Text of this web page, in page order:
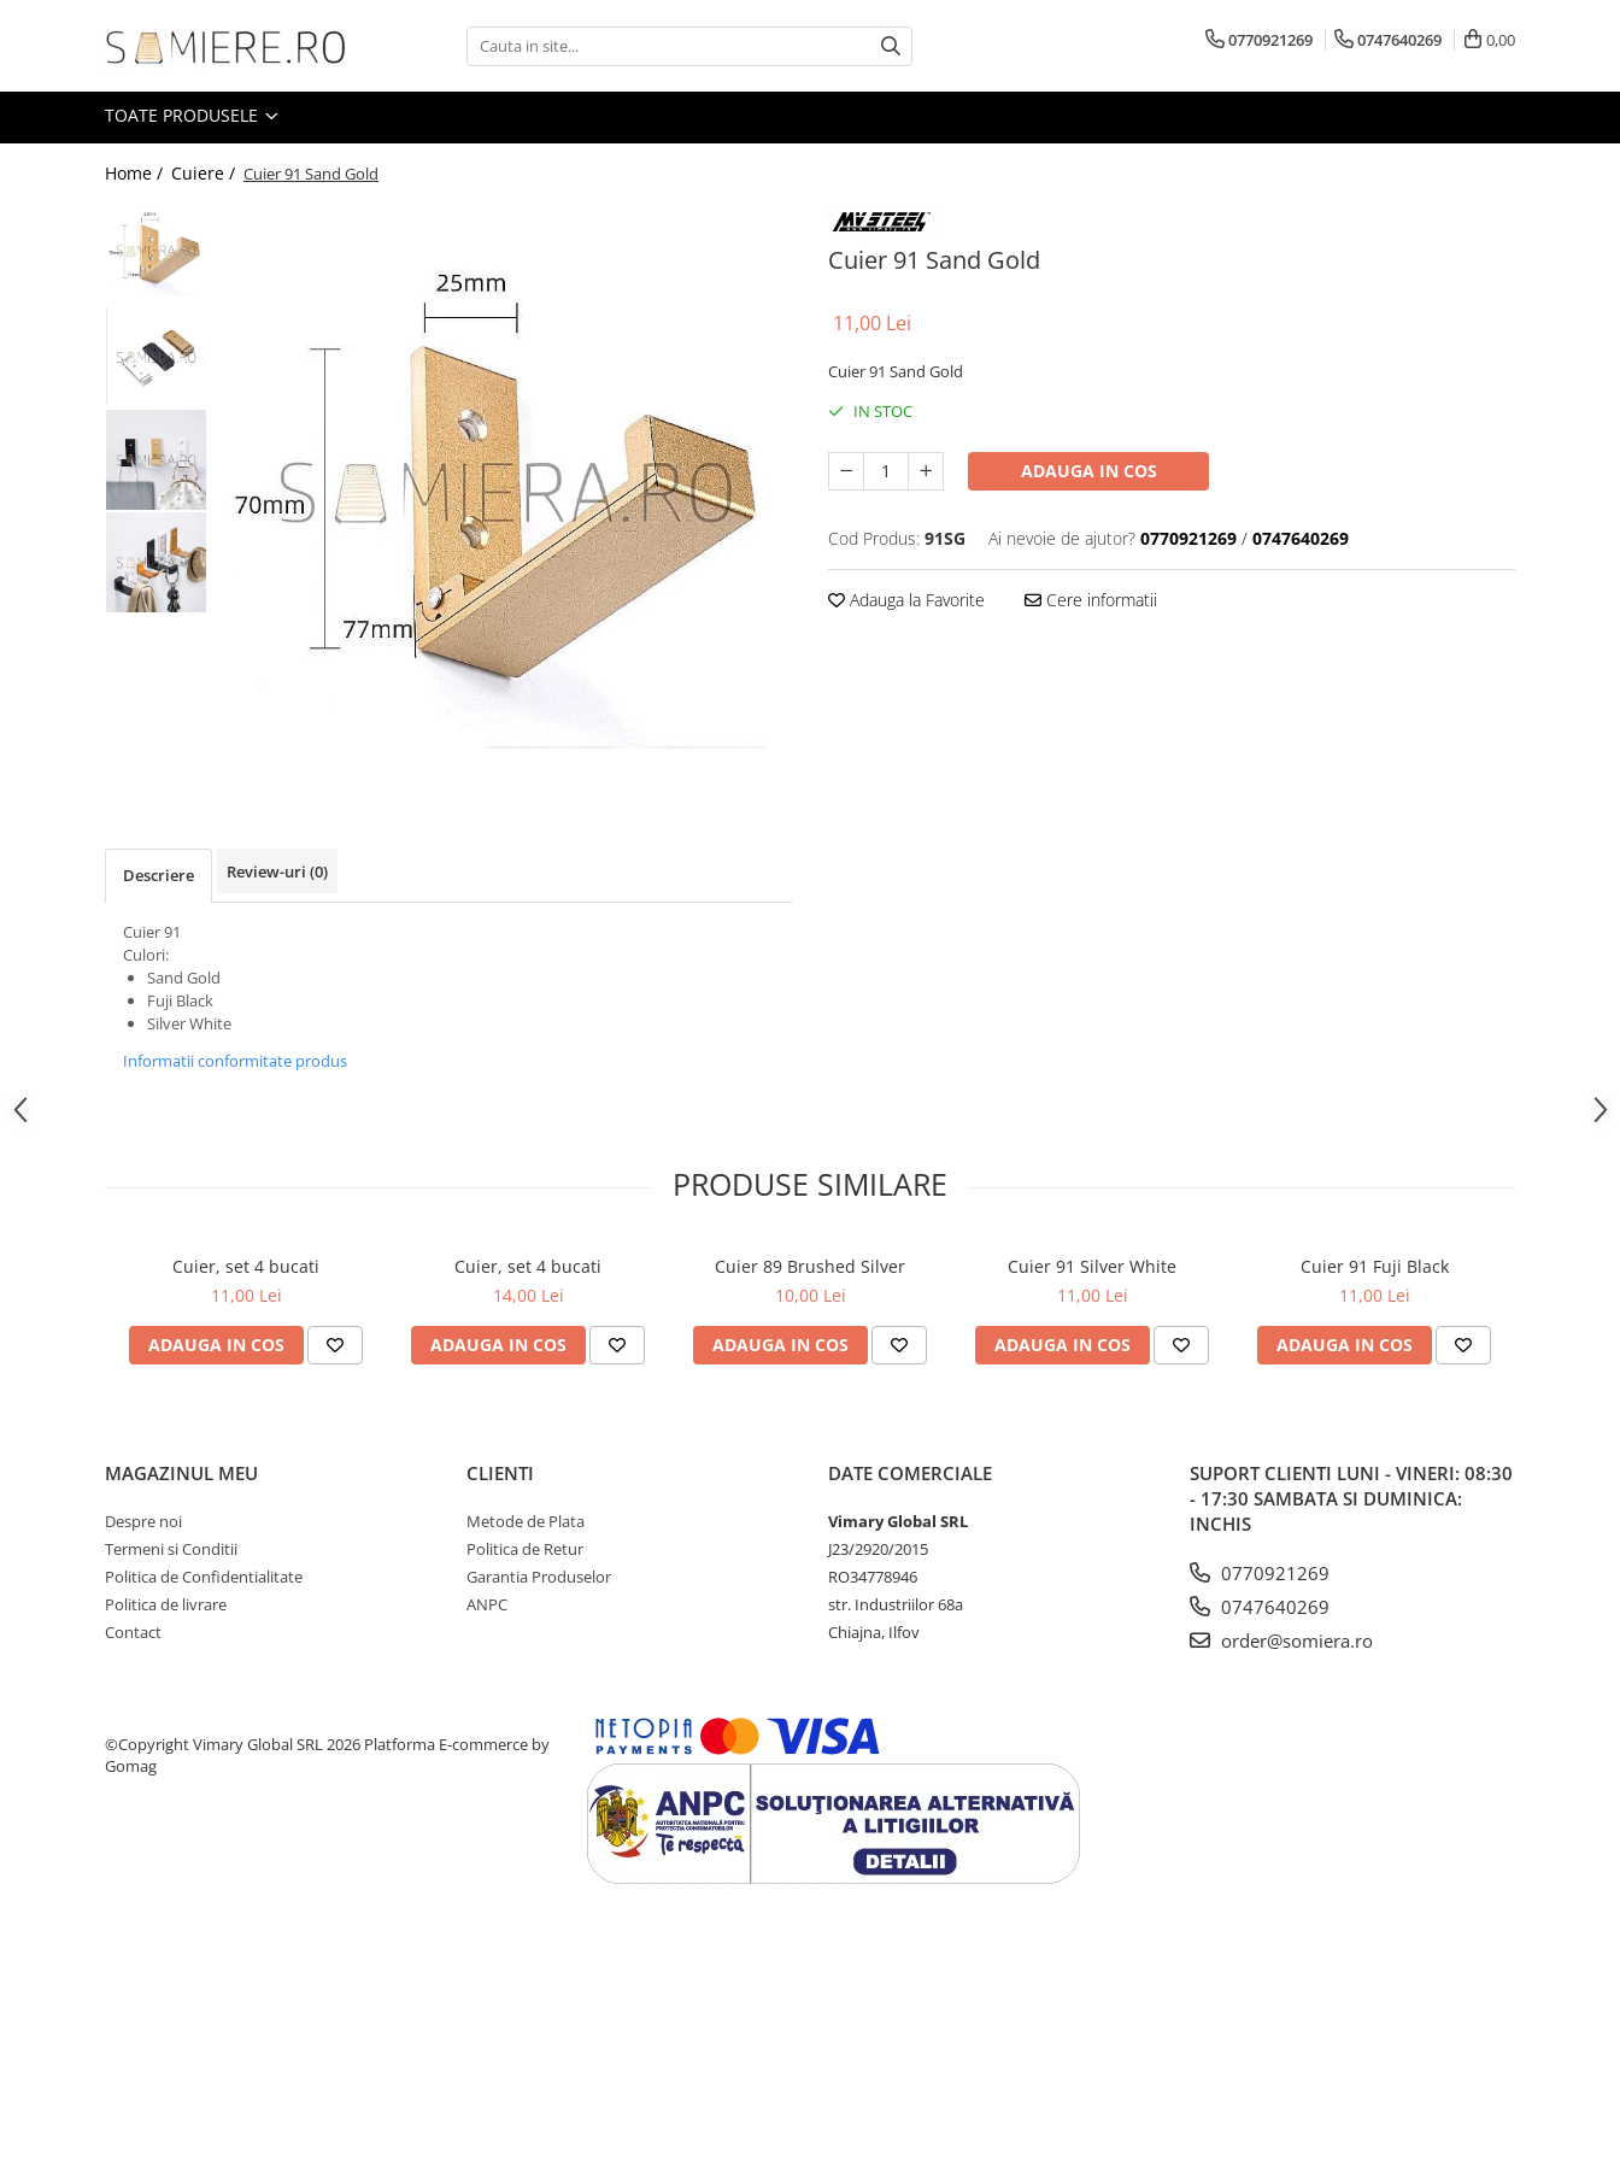
Somiere Metalice Standard
Somiere Metalice LUX
Somiere Metalice Royal
Somiere Demontabile
Accesorii tapiterie
Arcuri sinusoidale / Clipsuri
Balamale / Conexiuni
Banda velcro
Brate lemn / Accesorii
Fermoar / Glisoare
Rotile Necauciucate
Accesorii mobilier
Picioruse Mobila
Rotile Mobila
Glisiere
Unelte de mana
Pistoale de vopsit
Presa pentru nasturi
Cuple rapide
Capse Metalice
Articole ambalare
0770921269 0747640269 0,00
TOATE PRODUSELE
Home / Cuiere / Cuier 91 Sand Gold
Cuier 91 Sand Gold
11,00 Lei
Cuier 91 Sand Gold
IN STOC
ADAUGA IN COS
Cod Produs: 91SG Ai nevoie de ajutor? 0770921269 / 0747640269
Adauga la Favorite Cere informatii
Descriere Review-uri (0)
Cuier 91
Culori:
Sand Gold
Fuji Black
Silver White
Informatii conformitate produs
PRODUSE SIMILARE
Cuier, set 4 bucati
11,00 Lei
ADAUGA IN COS
Cuier, set 4 bucati
14,00 Lei
ADAUGA IN COS
Cuier 89 Brushed Silver
10,00 Lei
ADAUGA IN COS
Cuier 91 Silver White
11,00 Lei
ADAUGA IN COS
Cuier 91 Fuji Black
11,00 Lei
ADAUGA IN COS
MAGAZINUL MEU
Despre noi
Termeni si Conditii
Politica de Confidentialitate
Politica de livrare
Contact
CLIENTI
Metode de Plata
Politica de Retur
Garantia Produselor
ANPC
DATE COMERCIALE
Vimary Global SRL
J23/2920/2015
RO34778946
str. Industriilor 68a
Chiajna, Ilfov
SUPORT CLIENTI LUNI - VINERI: 08:30
- 17:30 SAMBATA SI DUMINICA:
INCHIS
0770921269
0747640269
order@somiera.ro
©Copyright Vimary Global SRL 2026 Platforma E-commerce by
Gomag